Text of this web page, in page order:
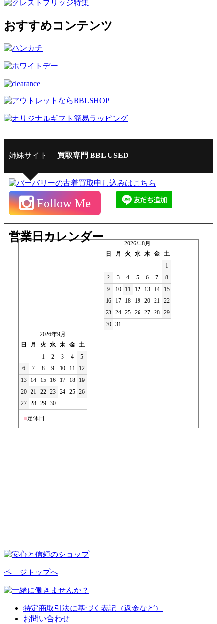
おすすめコンテンツ
姉妹サイト 買取専門 BBL USED
Follow Me
営業日カレンダー
2026年8月
日
月 火 水 木 金 土
1
2
3 4 5 6 7
8
9
10 11 12 13 14
15
16
17 18 19 20 21 22
23 24 25 26 27 28 29
30 31
2026年9月
日
月 火 水 木 金 土
1
2 3 4
5
6
7 8 9 10 11
12
13
14 15 16 17 18
19
20 21 22 23 24 25 26
27 28 29 30
■定休日
ページトップへ
特定商取引法に基づく表記（返金など）
お問い合わせ